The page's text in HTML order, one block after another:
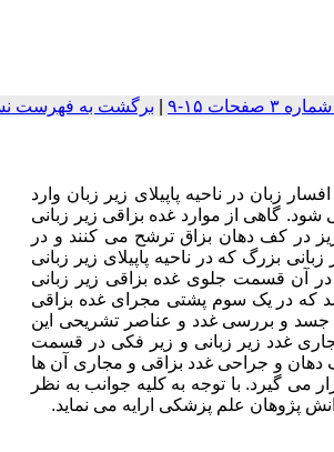
برگشت به فهرست
در ناحیه پاپیلای زیر زبان وارد
از هم، در کف دهان وارد می شود. گاهی از موارد غده بزاقی زیر زبانی
کف دهان بزاق ترشح می کنند و در
بزرگ که در ناحیه پاپیلای زیر زبانی
آن قسمت جلوی غده بزاقی زیر زبانی
که در یک سوم پشتی مجرای غده بزاقی
جسد و بررسی غدد و عناصر تشریحی این
غدد زیر زبانی و زیر فکی در قسمت
و جراحی غدد بزاقی و مجاری آن ها
می گیرد. با توجه به کلیه جوانب به نظر
پژوهان علم پزشکی ارایه می نماید.